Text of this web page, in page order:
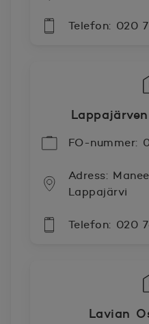
Telefon: 020
FO-nummer:
Adress:
Lappajärvi
Telefon: 020
Lavian